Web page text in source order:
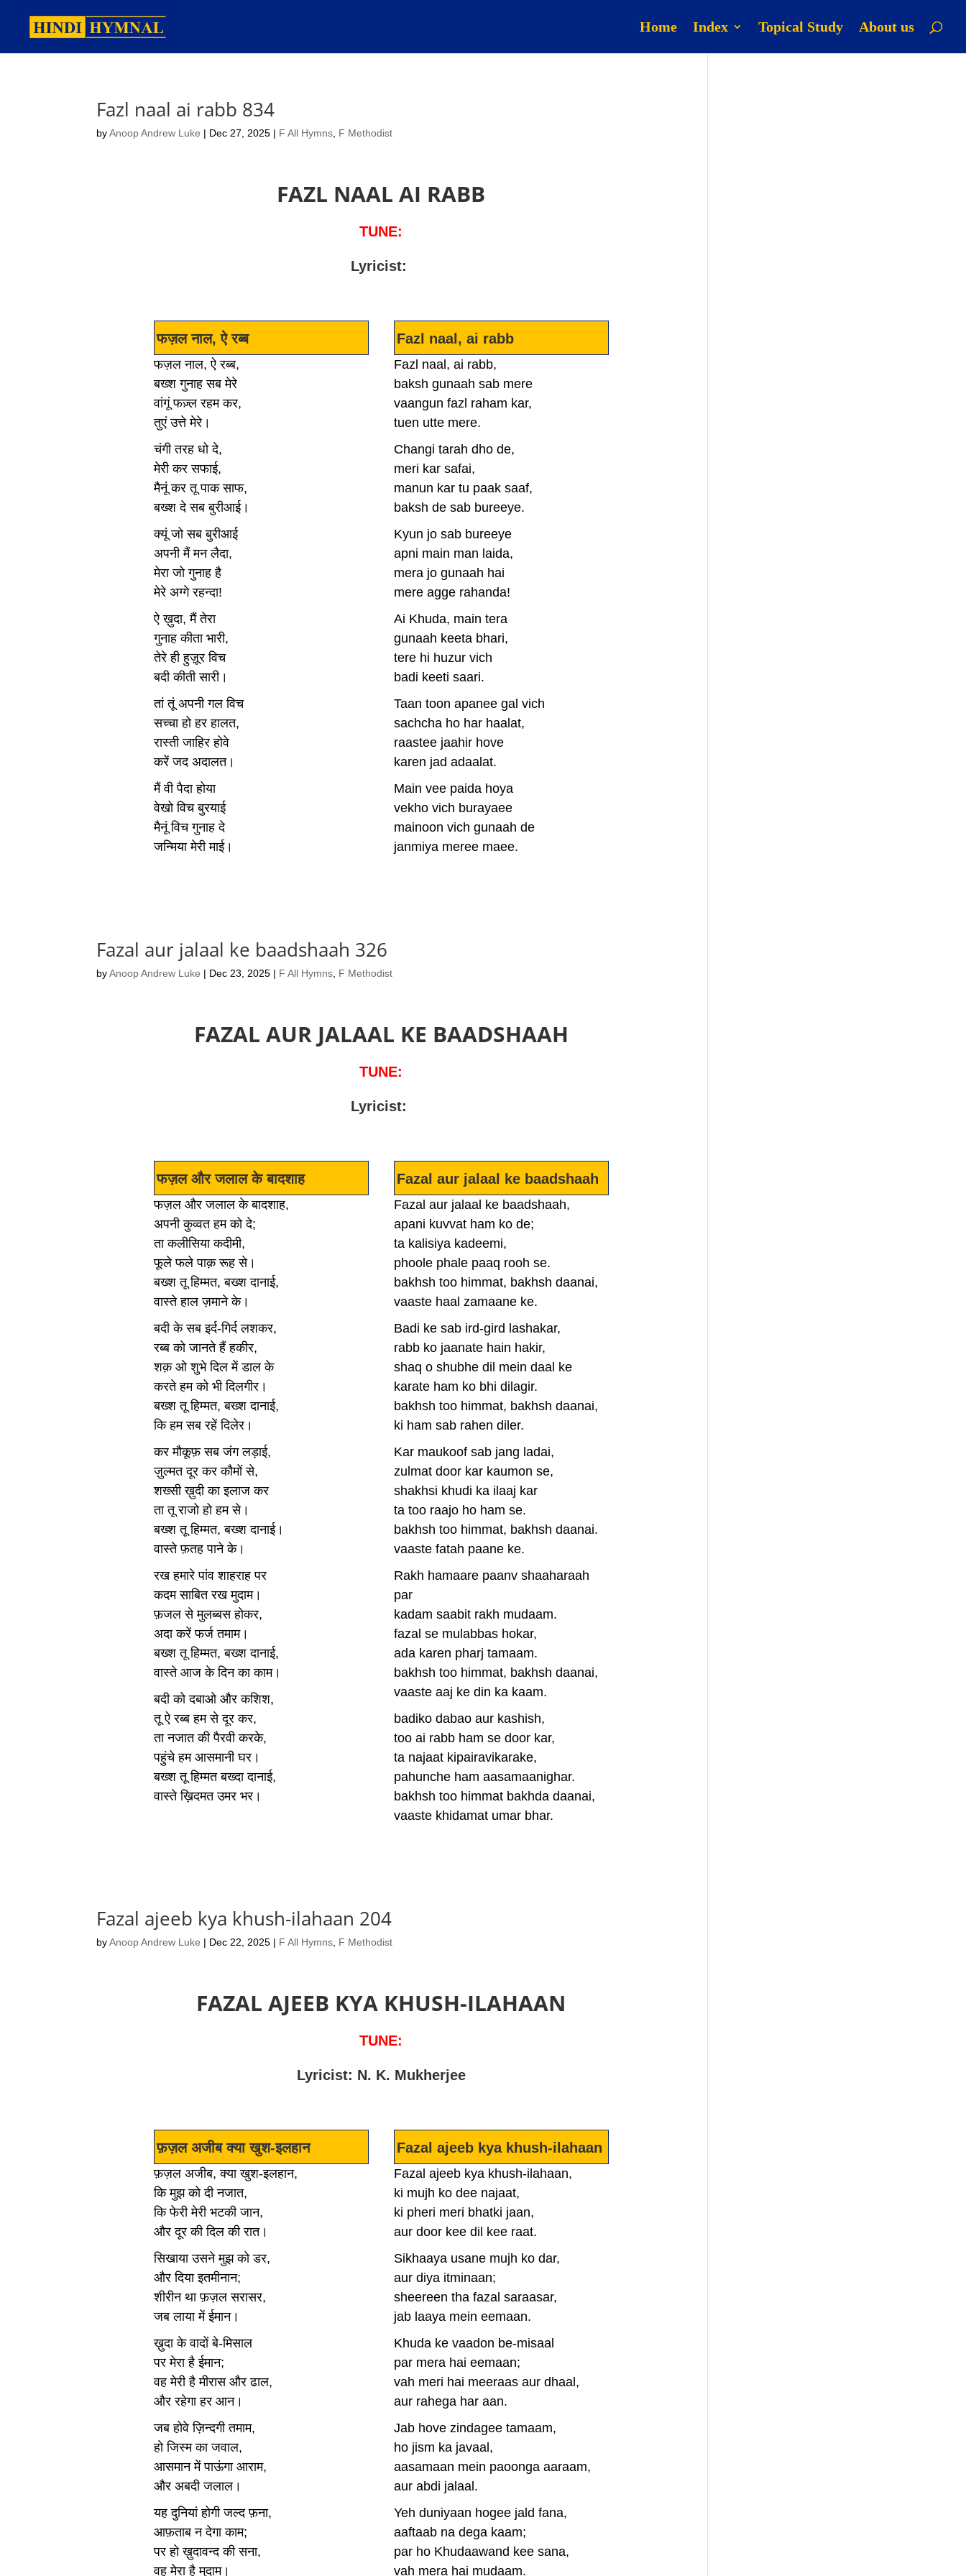
Home Index Topical Study About us
Fazl naal ai rabb 834
byAnoop Andrew Luke | Dec 27, 2025 | F All Hymns F Methodist
FAZL NAAL AI RABB
TUNE:
Lyricist:
फज़ल नाल, ऐ रब्ब
फज़ल नाल, ऐ रब्ब,
बख्श गुनाह सब मेरे
वांगूं फज़्ल रहम कर,
तुएं उत्ते मेरे।
चंगी तरह धो दे,
मेरी कर सफाई,
मैनूं कर तू पाक साफ,
बख्श दे सब बुरीआई।
क्यूं जो सब बुरीआई
अपनी मैं मन लैदा,
मेरा जो गुनाह है
मेरे अग्गे रहन्दा!
ऐ ख़ुदा, मैं तेरा
गुनाह कीता भारी,
तेरे ही हुज़ूर विच
बदी कीती सारी।
तां तूं अपनी गल विच
सच्चा हो हर हालत,
रास्ती जाहिर होवे
करें जद अदालत।
मैं वी पैदा होया
वेखो विच बुरयाई
मैनूं विच गुनाह दे
जन्मिया मेरी माई।
Fazl naal, ai rabb
Fazl naal, ai rabb,
baksh gunaah sab mere
vaangun fazl raham kar,
tuen utte mere.
Changi tarah dho de,
meri kar safai,
manun kar tu paak saaf,
baksh de sab bureeye.
Kyun jo sab bureeye
apni main man laida,
mera jo gunaah hai
mere agge rahanda!
Ai Khuda, main tera
gunaah keeta bhari,
tere hi huzur vich
badi keeti saari.
Taan toon apanee gal vich
sachcha ho har haalat,
raastee jaahir hove
karen jad adaalat.
Main vee paida hoya
vekho vich burayaee
mainoon vich gunaah de
janmiya meree maee.
Fazal aur jalaal ke baadshaah 326
byAnoop Andrew Luke | Dec 23, 2025 | F All Hymns F Methodist
FAZAL AUR JALAAL KE BAADSHAAH
TUNE:
Lyricist:
फज़ल और जलाल के बादशाह
फज़ल और जलाल के बादशाह,
अपनी कुव्वत हम को दे;
ता कलीसिया कदीमी,
फूले फले पाक़ रूह से।
बख्श तू हिम्मत, बख्श दानाई,
वास्ते हाल ज़माने के।
बदी के सब इर्द-गिर्द लशकर,
रब्ब को जानते हैं हकीर,
शक़ ओ शुभे दिल में डाल के
करते हम को भी दिलगीर।
बख्श तू हिम्मत, बख्श दानाई,
कि हम सब रहें दिलेर।
कर मौकूफ़ सब जंग लड़ाई,
ज़ुल्मत दूर कर कौमों से,
शख्सी ख़ुदी का इलाज कर
ता तू राजो हो हम से।
बख्श तू हिम्मत, बख्श दानाई।
वास्ते फ़तह पाने के।
रख हमारे पांव शाहराह पर
कदम साबित रख मुदाम।
फ़जल से मुलब्बस होकर,
अदा करें फर्ज तमाम।
बख्श तू हिम्मत, बख्श दानाई,
वास्ते आज के दिन का काम।
बदी को दबाओ और कशिश,
तू ऐ रब्ब हम से दूर कर,
ता नजात की पैरवी करके,
पहुंचे हम आसमानी घर।
बख्श तू हिम्मत बख्दा दानाई,
वास्ते ख़िदमत उमर भर।
Fazal aur jalaal ke baadshaah
Fazal aur jalaal ke baadshaah,
apani kuvvat ham ko de;
ta kalisiya kadeemi,
phoole phale paaq rooh se.
bakhsh too himmat, bakhsh daanai,
vaaste haal zamaane ke.
Badi ke sab ird-gird lashakar,
rabb ko jaanate hain hakir,
shaq o shubhe dil mein daal ke
karate ham ko bhi dilagir.
bakhsh too himmat, bakhsh daanai,
ki ham sab rahen diler.
Kar maukoof sab jang ladai,
zulmat door kar kaumon se,
shakhsi khudi ka ilaaj kar
ta too raajo ho ham se.
bakhsh too himmat, bakhsh daanai.
vaaste fatah paane ke.
Rakh hamaare paanv shaaharaah
par
kadam saabit rakh mudaam.
fazal se mulabbas hokar,
ada karen pharj tamaam.
bakhsh too himmat, bakhsh daanai,
vaaste aaj ke din ka kaam.
badiko dabao aur kashish,
too ai rabb ham se door kar,
ta najaat kipairavikarake,
pahunche ham aasamaanighar.
bakhsh too himmat bakhda daanai,
vaaste khidamat umar bhar.
Fazal ajeeb kya khush-ilahaan 204
byAnoop Andrew Luke | Dec 22, 2025 | F All Hymns F Methodist
FAZAL AJEEB KYA KHUSH-ILAHAAN
TUNE:
Lyricist: N. K. Mukherjee
फ़ज़ल अजीब क्या खुश-इलहान
फ़ज़ल अजीब, क्या खुश-इलहान,
कि मुझ को दी नजात,
कि फेरी मेरी भटकी जान,
और दूर की दिल की रात।
सिखाया उसने मुझ को डर,
और दिया इतमीनान;
शीरीन था फ़ज़ल सरासर,
जब लाया में ईमान।
ख़ुदा के वादों बे-मिसाल
पर मेरा है ईमान;
वह मेरी है मीरास और ढाल,
और रहेगा हर आन।
जब होवे ज़िन्दगी तमाम,
हो जिस्म का जवाल,
आसमान में पाऊंगा आराम,
और अबदी जलाल।
यह दुनियां होगी जल्द फ़ना,
आफ़ताब न देगा काम;
पर हो ख़ुदावन्द की सना,
वह मेरा है मुदाम।
Fazal ajeeb kya khush-ilahaan
Fazal ajeeb kya khush-ilahaan,
ki mujh ko dee najaat,
ki pheri meri bhatki jaan,
aur door kee dil kee raat.
Sikhaaya usane mujh ko dar,
aur diya itminaan;
sheereen tha fazal saraasar,
jab laaya mein eemaan.
Khuda ke vaadon be-misaal
par mera hai eemaan;
vah meri hai meeraas aur dhaal,
aur rahega har aan.
Jab hove zindagee tamaam,
ho jism ka javaal,
aasamaan mein paoonga aaraam,
aur abdi jalaal.
Yeh duniyaan hogee jald fana,
aaftaab na dega kaam;
par ho Khudaawand kee sana,
vah mera hai mudaam.